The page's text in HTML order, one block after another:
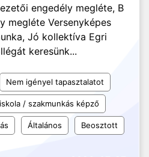
engedély megléte, B
megléte Versenyképes
Jó kollektíva Egri
keresünk...
Nem igényel tapasztalatot
/ szakmunkás képző
Általános Beosztott